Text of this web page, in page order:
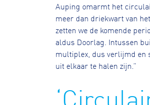
Auping omarmt het
meer dan driekwart van
zetten we de komende
aldus Doorlag. Intussen
multiplex, dus verlijmd en
uit elkaar te halen zijn.”